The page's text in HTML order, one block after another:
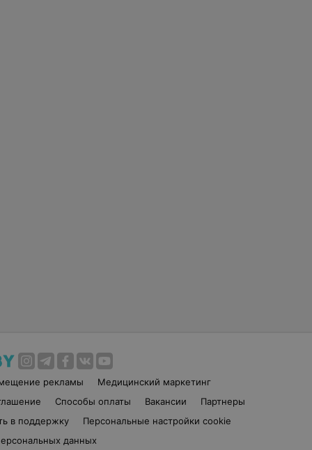
рекламы
Медицинский маркетинг
Способы оплаты Вакансии
Партнеры
в поддержку
Персональные настройки cookie
данных